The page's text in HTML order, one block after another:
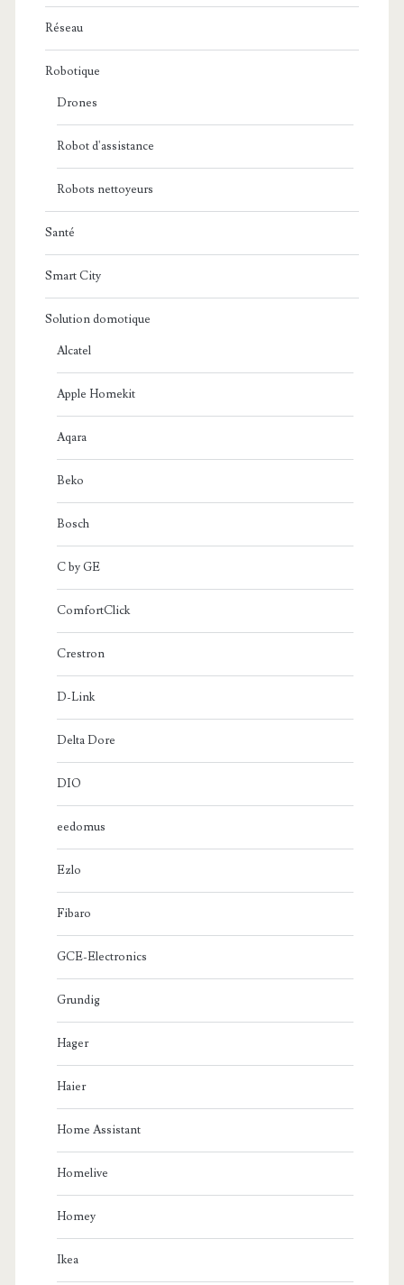
Réseau
Robotique
Drones
Robot d'assistance
Robots nettoyeurs
Santé
Smart City
Solution domotique
Alcatel
Apple Homekit
Aqara
Beko
Bosch
C by GE
ComfortClick
Crestron
D-Link
Delta Dore
DIO
eedomus
Ezlo
Fibaro
GCE-Electronics
Grundig
Hager
Haier
Home Assistant
Homelive
Homey
Ikea